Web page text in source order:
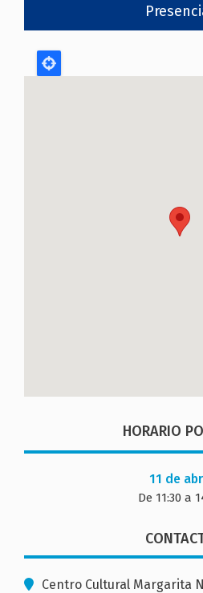
HORARIO
11 de
De 11:30 a
Centro Cultural Margarita